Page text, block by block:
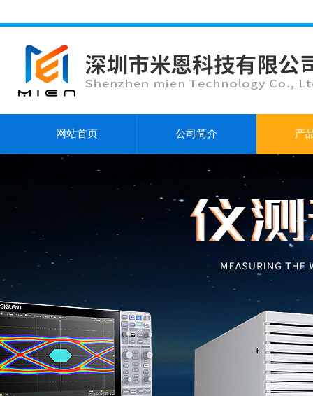
网站首页 公司简介 产